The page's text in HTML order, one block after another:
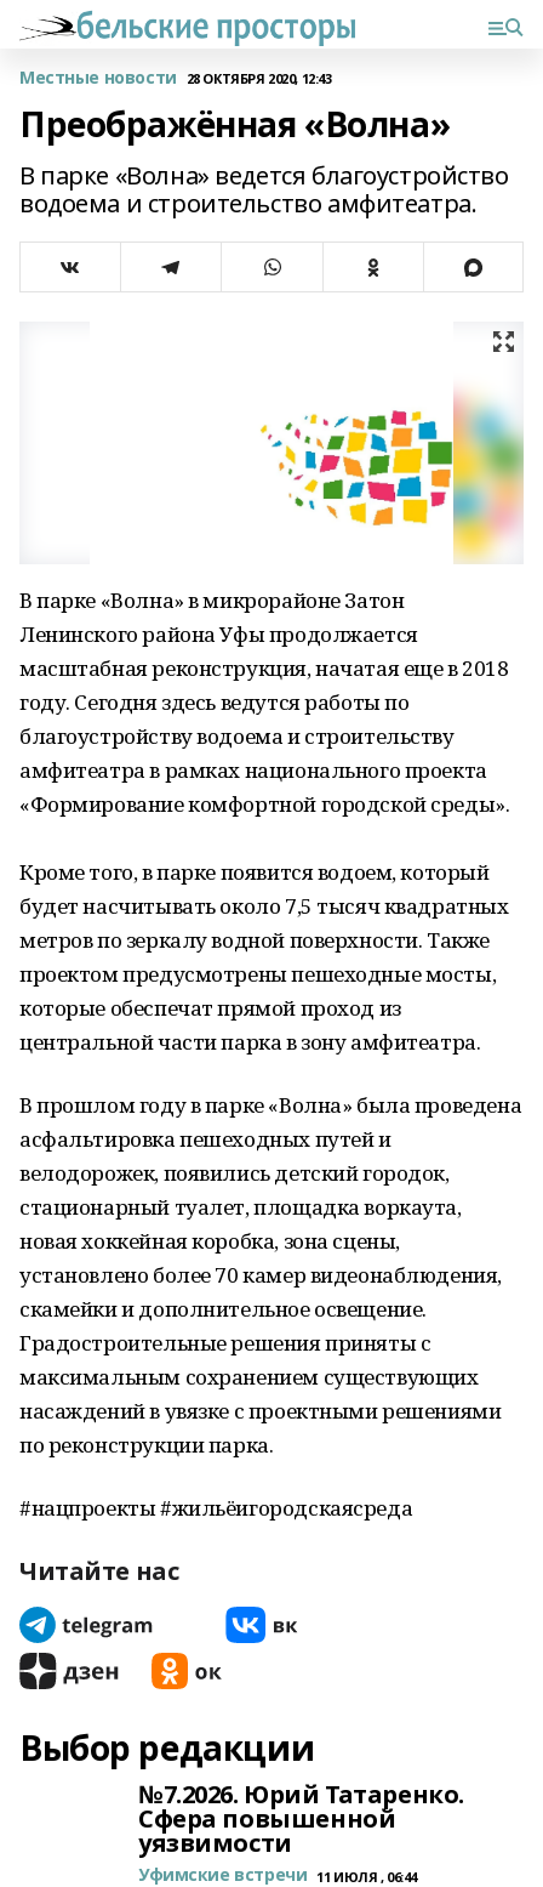
Местные новости 28 ОКТЯБРЯ 2020, 12:43
Преображённая «Волна»
В парке «Волна» ведется благоустройство
водоема и строительство амфитеатра.
В парке «Волна» в микрорайоне Затон
Ленинского района Уфы продолжается
масштабная реконструкция, начатая еще в 2018
году. Сегодня здесь ведутся работы по
благоустройству водоема и строительству
амфитеатра в рамках национального проекта
«Формирование комфортной городской среды».
Кроме того, в парке появится водоем, который
будет насчитывать около 7,5 тысяч квадратных
метров по зеркалу водной поверхности. Также
проектом предусмотрены пешеходные мосты,
которые обеспечат прямой проход из
центральной части парка в зону амфитеатра.
В прошлом году в парке «Волна» была проведена
асфальтировка пешеходных путей и
велодорожек, появились детский городок,
стационарный туалет, площадка воркаута,
новая хоккейная коробка, зона сцены,
установлено более 70 камер видеонаблюдения,
скамейки и дополнительное освещение.
Градостроительные решения приняты с
максимальным сохранением существующих
насаждений в увязке с проектными решениями
по реконструкции парка.
#нацпроекты #жильёигородскаясреда
Читайте нас
Выбор редакции
№7.2026. Юрий Татаренко.
Сфера повышенной
уязвимости
Уфимские встречи 11 ИЮЛЯ , 06:44